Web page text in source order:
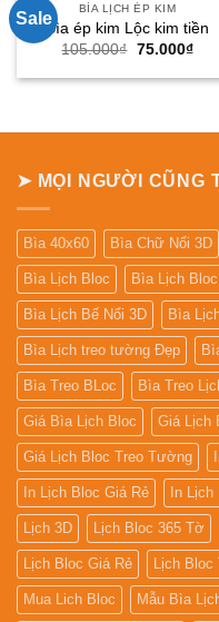
Sale
BÌA LỊCH ÉP KIM
Bìa ép kim Lộc kim tiền
105.000₫ Giá
là:
75.000₫Giá
tại
➤ MỌI NGƯỜI CŨNG
Bìa 40x60 Bìa Chữ Nổi 3D
Bìa Lịch Bloc Bìa Lịch
Bìa Lịch Bế Nổi 3D Bìa
Bìa Lịch treo tường Đẹp
Bìa Treo BLoc Bìa Treo
Giá Bìa Lịch Bloc Giá Lịch
Giá Lịch Bloc Treo Tường
In Lịch Bloc Giá Rẻ In
Lịch 3D Lịch Bloc 365 Tờ
Lịch Bloc Giá Rẻ Lịch
Mua Lich Bloc Mẫu Bìa